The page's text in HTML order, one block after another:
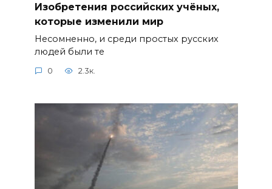
Изобретения российских учёных,
которые изменили мир
Несомненно, и среди простых русских
людей были те
0 2.3к.